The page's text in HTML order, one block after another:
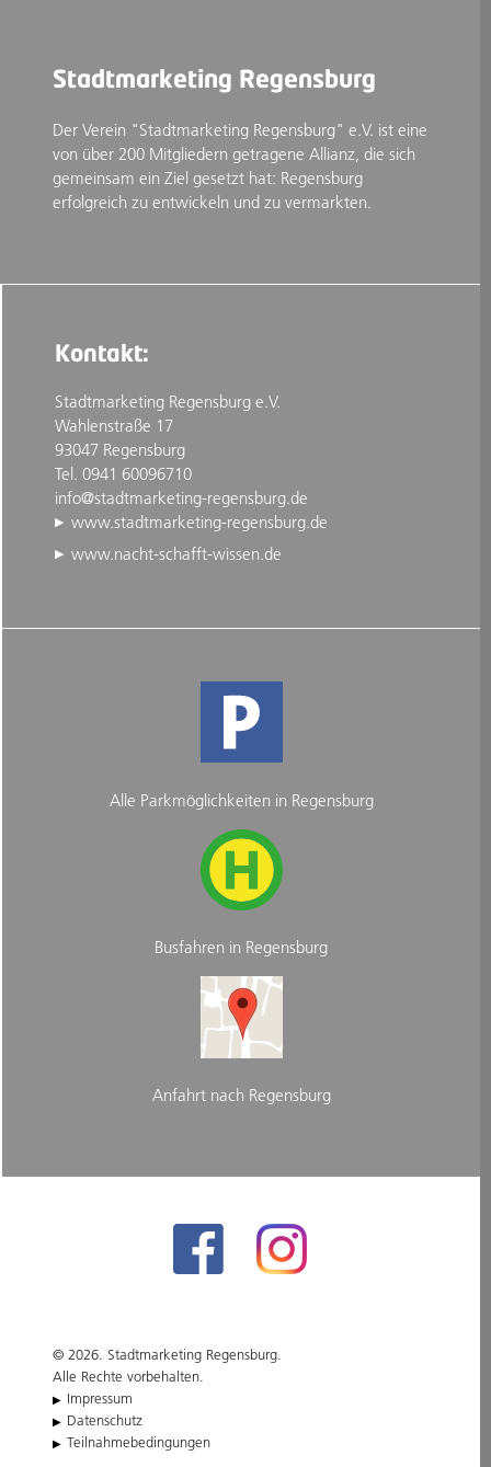
Stadtmarketing Regensburg
Der Verein "Stadtmarketing Regensburg" e.V. ist eine
von über 200 Mitgliedern getragene Allianz, die sich
gemeinsam ein Ziel gesetzt hat: Regensburg
erfolgreich zu entwickeln und zu vermarkten.
Kontakt:
Stadtmarketing Regensburg e.V.
Wahlenstraße 17
93047 Regensburg
Tel. 0941 60096710
info@stadtmarketing-regensburg.de
www.stadtmarketing-regensburg.de
www.nacht-schafft-wissen.de
Alle Parkmöglichkeiten in Regensburg
Busfahren in Regensburg
Anfahrt nach Regensburg
© 2026. Stadtmarketing Regensburg.
Alle Rechte vorbehalten.
Impressum
Datenschutz
Teilnahmebedingungen